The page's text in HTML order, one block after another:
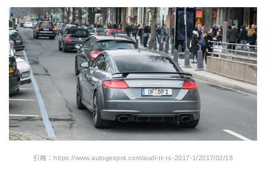
引用：https://www.autogespot.com/audi-tt-rs-2017-1/2017/02/18